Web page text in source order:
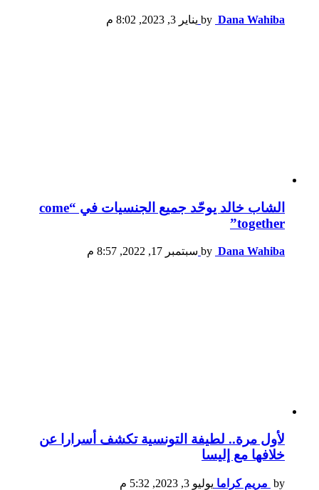
by Dana Wahiba يناير 3, 2023, 8:02 م
الشاب خالد يوحّد جميع الجنسيات في “come
together”
by Dana Wahiba سبتمبر 17, 2022, 8:57 م
لأول مرة.. لطيفة التونسية تكشف أسرارا عن
خلافها مع إليسا
by مريم كراما يوليو 3, 2023, 5:32 م